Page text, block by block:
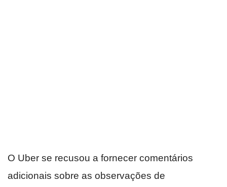
O Uber se recusou a fornecer comentários
adicionais sobre as observações de